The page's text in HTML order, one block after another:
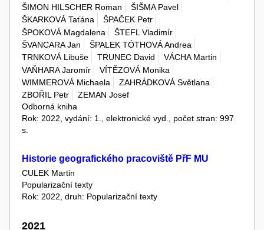
ŠIMON HILSCHER Roman
ŠIŠMA Pavel
ŠKARKOVÁ Taťána
ŠPAČEK Petr
ŠPOKOVÁ Magdalena
ŠTEFL Vladimír
ŠVANCARA Jan
ŠPALEK TÓTHOVÁ Andrea
TRNKOVÁ Libuše
TRUNEC David
VÁCHA Martin
VAŇHARA Jaromír
VÍTĚZOVÁ Monika
WIMMEROVÁ Michaela
ZAHRÁDKOVÁ Světlana
ZBOŘIL Petr
ZEMAN Josef
Odborná kniha
Rok: 2022, vydání: 1., elektronické vyd., počet stran: 997
s.
Historie geografického pracoviště PřF MU
CULEK Martin
Popularizační texty
Rok: 2022, druh: Popularizační texty
2021